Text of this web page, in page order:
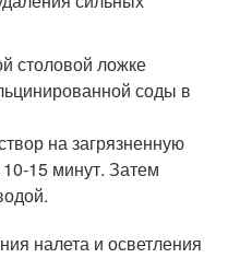
столовой ложке
соды в
на загрязненную
10-15 минут. Затем
налета и осветления